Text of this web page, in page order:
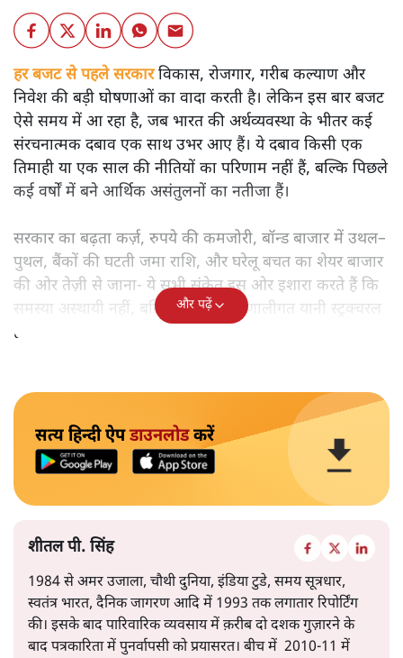
हर बजट से पहले सरकारविकास, रोजगार, गरीब कल्याण और
निवेश की बड़ी घोषणाओं का वादा करती है। लेकिन इस बार बजट
ऐसे समय में आ रहा है, जब भारत की अर्थव्यवस्था के भीतर कई
संरचनात्मक दबाव एक साथ उभर आए हैं। ये दबाव किसी एक
तिमाही या एक साल की नीतियों का परिणाम नहीं हैं, बल्कि पिछले
कई वर्षों में बने आर्थिक असंतुलनों का नतीजा हैं।
सरकार का बढ़ता कर्ज़, रुपये की कमजोरी, बॉन्ड बाजार में उथल–
पुथल, बैंकों की घटती जमा राशि, और घरेलू बचत का शेयर बाजार
की ओर तेज़ी से जाना- ये सभी संकेत इस ओर इशारा करते हैं कि
समस्या अस्थायी नहीं, बल्कि गहरी और प्रणालीगत यानी स्ट्रक्चरल
है।
और पढ़ें
सत्य हिन्दी ऐपडाउनलोडकरें
शीतल पी. सिंह
1984 से अमर उजाला, चौथी दुनिया, इंडिया टुडे, समय सूत्रधार,
स्वतंत्र भारत, दैनिक जागरण आदि में 1993 तक लगातार रिपोर्टिंग
की। इसके बाद पारिवारिक व्यवसाय में क़रीब दो दशक गुज़ारने के
बाद पत्रकारिता में पुनर्वापसी को प्रयासरत। बीच में 2010-11 में